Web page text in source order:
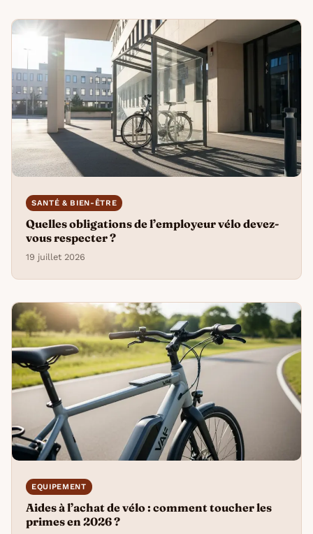
SANTÉ & BIEN-ÊTRE
Quelles obligations de l’employeur vélo devez-
vous respecter ?
19 juillet 2026
EQUIPEMENT
Aides à l’achat de vélo : comment toucher les
primes en 2026 ?